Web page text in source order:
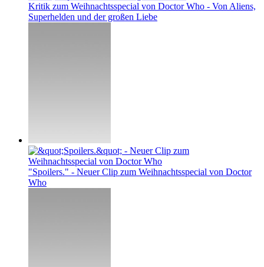
Kritik zum Weihnachtsspecial von Doctor Who - Von Aliens,
Superhelden und der großen Liebe
"Spoilers." - Neuer Clip zum Weihnachtsspecial von Doctor
Who